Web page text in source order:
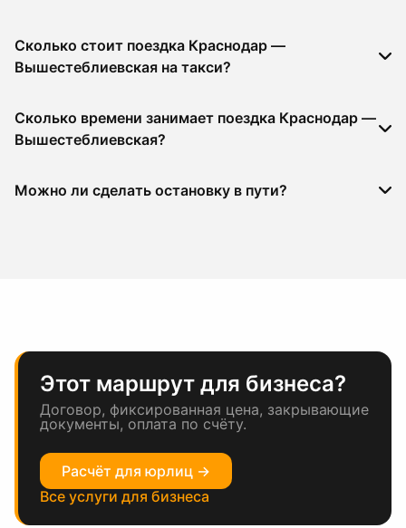
Сколько стоит поездка Краснодар —
Вышестеблиевская на такси?
Сколько времени занимает поездка Краснодар —
Вышестеблиевская?
Можно ли сделать остановку в пути?
Этот маршрут для бизнеса?
Договор, фиксированная цена, закрывающие
документы, оплата по счёту.
Расчёт для юрлиц →
Все услуги для бизнеса